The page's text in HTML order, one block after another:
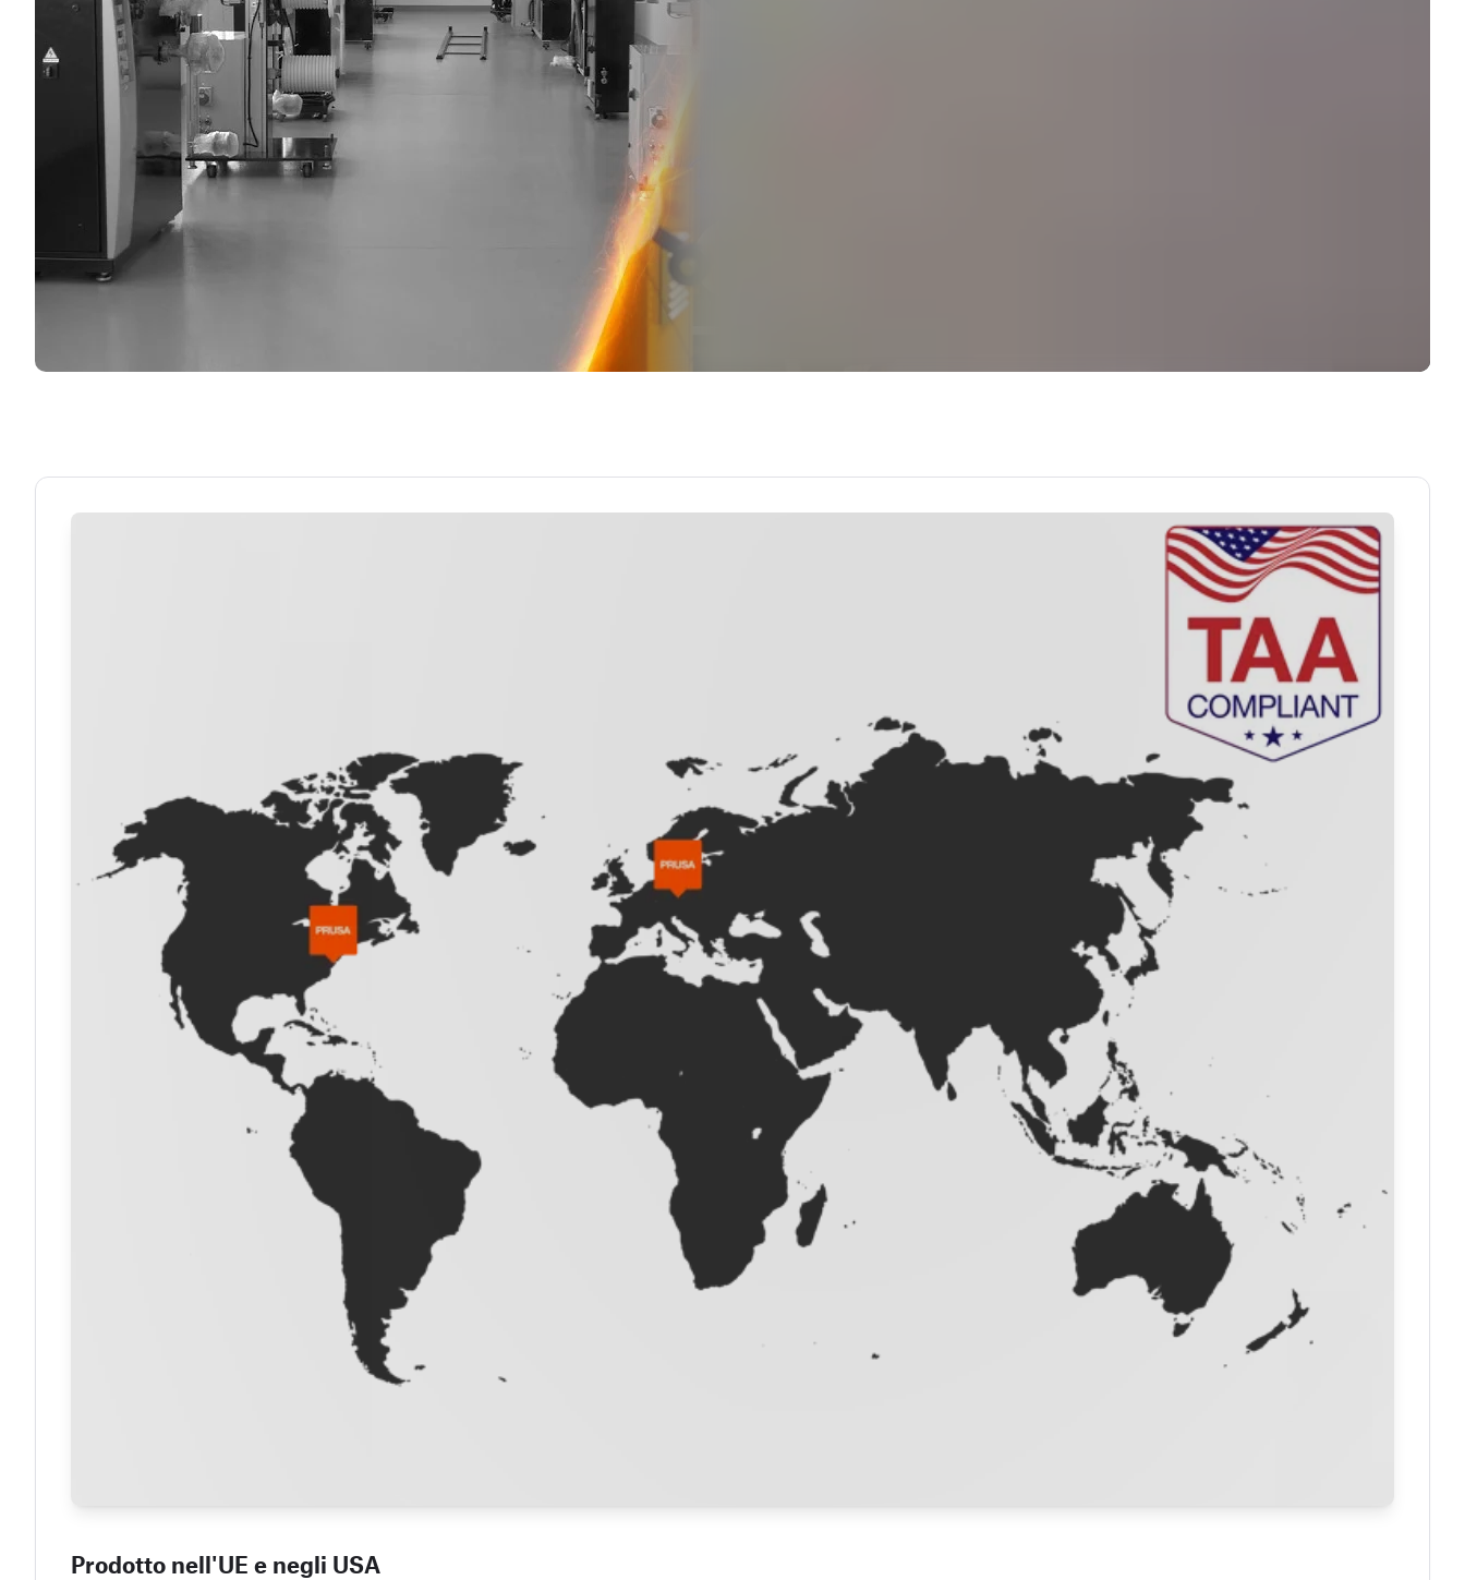
Prodotto nell'UE e negli USA